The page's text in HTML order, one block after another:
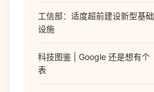
工信部：适度超前建设新型基础
设施
科技图鉴 | Google 还是想有个
表